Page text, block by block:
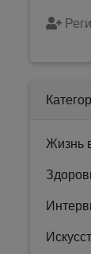
Жизнь